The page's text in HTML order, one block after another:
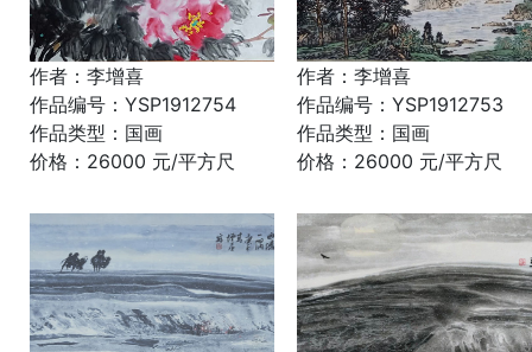
作者：李增喜
作品编号：YSP1912754
作品类型：国画
价格：26000 元/平方尺
作者：李增喜
作品编号：YSP1912753
作品类型：国画
价格：26000 元/平方尺